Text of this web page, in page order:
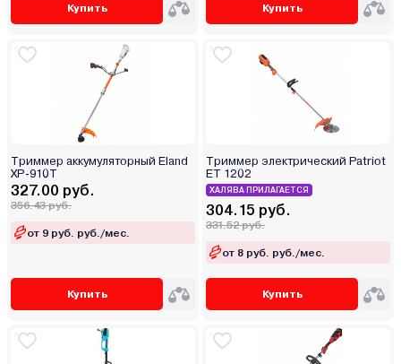
Купить Купить
Триммер аккумуляторный Eland
XP-910T
327.00 руб.
356.43 руб.
от 9 руб. руб./мес.
Купить
Триммер электрический Patriot
ET 1202
ХАЛЯВА ПРИЛАГАЕТСЯ
304.15 руб.
331.52 руб.
от 8 руб. руб./мес.
Купить